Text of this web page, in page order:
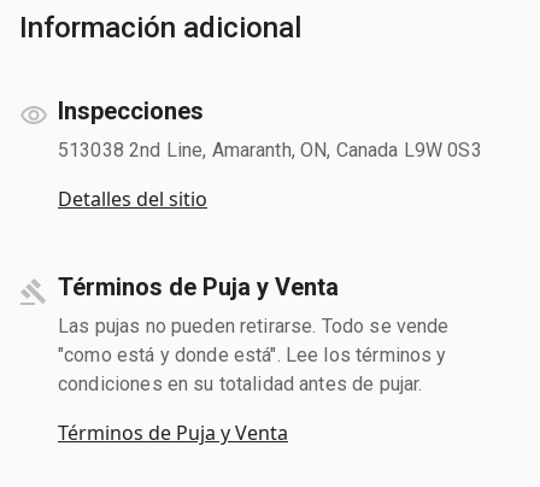
Información adicional
Inspecciones
513038 2nd Line, Amaranth, ON, Canada L9W 0S3
Detalles del sitio
Términos de Puja y Venta
Las pujas no pueden retirarse. Todo se vende
"como está y donde está". Lee los términos y
condiciones en su totalidad antes de pujar.
Términos de Puja y Venta